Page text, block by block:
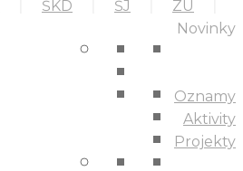
ŠKD ŠJ ZÚ
Novinky
Oznamy
Aktivity
Projekty